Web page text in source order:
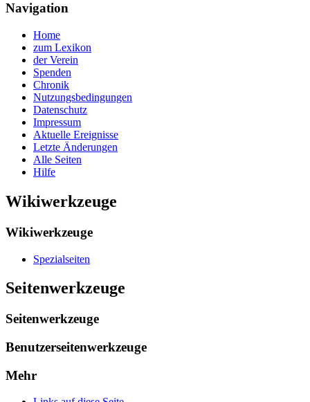
Navigation
Home
zum Lexikon
der Verein
Spenden
Chronik
Nutzungsbedingungen
Datenschutz
Impressum
Aktuelle Ereignisse
Letzte Änderungen
Alle Seiten
Hilfe
Wikiwerkzeuge
Wikiwerkzeuge
Spezialseiten
Seitenwerkzeuge
Seitenwerkzeuge
Benutzerseitenwerkzeuge
Mehr